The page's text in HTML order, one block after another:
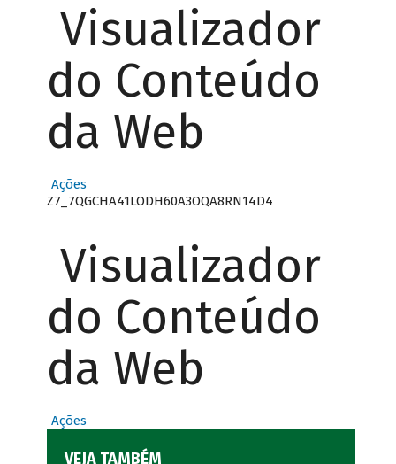
Visualizador
do Conteúdo
da Web
Ações
Z7_7QGCHA41LODH60A3OQA8RN14D4
Visualizador
do Conteúdo
da Web
Ações
VEJA TAMBÉM